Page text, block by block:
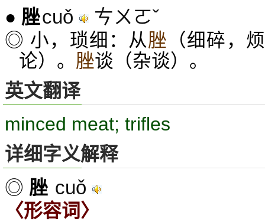
● 脞cuǒ ㄘㄨㄛˇ
◎ 小，琐细：从脞 （细碎，
论）。 脞谈（杂谈）。
英文翻译
minced meat; trifles
详细字义解释
◎ 脞 cuǒ
〈形容词〉